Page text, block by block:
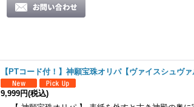
【PTコード付！】神願宝珠オリパ【ヴァイスシュヴァ
9,999円(税込)